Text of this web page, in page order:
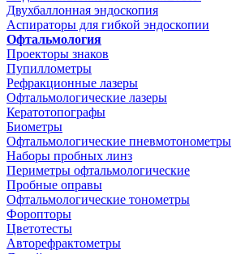
Двухбаллонная эндоскопия
Аспираторы для гибкой эндоскопии
Офтальмология
Проекторы знаков
Пупиллометры
Рефракционные лазеры
Офтальмологические лазеры
Кератотопографы
Биометры
Офтальмологические пневмотонометры
Наборы пробных линз
Периметры офтальмологические
Пробные оправы
Офтальмологические тонометры
Форопторы
Цветотесты
Авторефрактометры